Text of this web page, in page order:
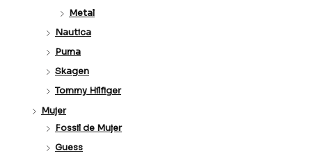
Metal
Nautica
Puma
Skagen
Tommy Hilfiger
Mujer
Fossil de Mujer
Guess